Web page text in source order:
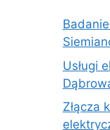
Usługi
Złącza